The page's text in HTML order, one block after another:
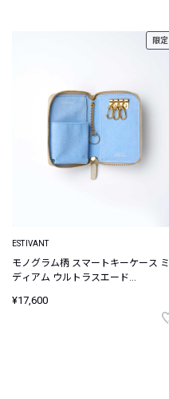
限定
ESTIVANT
モノグラム柄 スマートキーケース ミ
ディアム ウルトラスエード
¥17,600